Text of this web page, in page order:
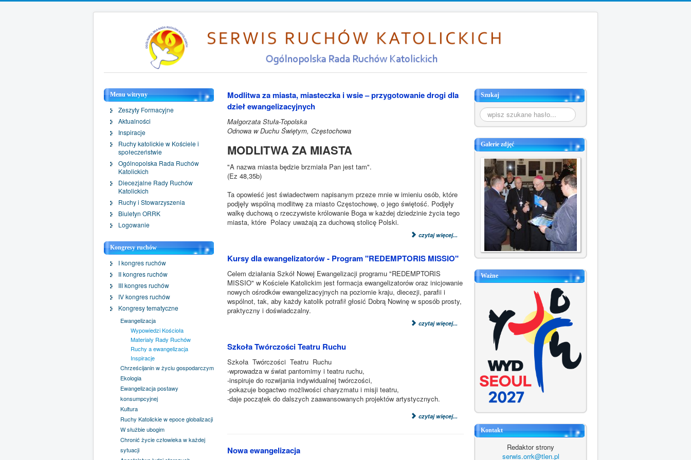
Menu witryny
Zeszyty Formacyjne
Aktualności
Inspiracje
Ruchy katolickie w Kościele i
społeczeństwie
Ogólnopolska Rada Ruchów
Katolickich
Diecezjalne Rady Ruchów
Katolickich
Ruchy i Stowarzyszenia
Biuletyn ORRK
Logowanie
Kongresy ruchów
I kongres ruchów
II kongres ruchów
III kongres ruchów
IV kongres ruchów
Kongresy tematyczne
Ewangelizacja
Wypowiedzi Kościoła
Materiały Rady Ruchów
Ruchy a ewangelizacja
Inspiracje
Chrześcijanin w życiu gospodarczym
Ekologia
Ewangelizacja postawy
konsumpcyjnej
Kultura
Ruchy Katolickie w epoce globalizacji
W służbie ubogim
Chronić życie człowieka w każdej
sytuacji
Modlitwa za miasta, miasteczka i wsie – przygotowanie drogi dla
dzieł ewangelizacyjnych
Małgorzata Stuła-Topolska
Odnowa w Duchu Świętym, Częstochowa
MODLITWA ZA MIASTA
"A nazwa miasta będzie brzmiała Pan jest tam".
(Ez 48,35b)
Ta opowieść jest świadectwem napisanym przeze mnie w imieniu osób, które
podjęły wspólną modlitwę za miasto Częstochowę, o jego świętość. Podjęły
walkę duchową o rzeczywiste królowanie Boga w każdej dziedzinie życia tego
miasta, które Polacy uważają za duchową stolicę Polski.
czytaj więcej...
Kursy dla ewangelizatorów - Program "REDEMPTORIS MISSIO"
Celem działania Szkół Nowej Ewangelizacji programu "REDEMPTORIS
MISSIO" w Kościele Katolickim jest formacja ewangelizatorów oraz inicjowanie
nowych ośrodków ewangelizacyjnych na poziomie kraju, diecezji, parafii i
wspólnot, tak, aby każdy katolik potrafił głosić Dobrą Nowinę w sposób prosty,
praktyczny i doświadczalny.
czytaj więcej...
Szkoła Twórczości Teatru Ruchu
Szkoła Twórczości Teatru Ruchu
-wprowadza w świat pantomimy i teatru ruchu,
-inspiruje do rozwijania indywidualnej twórczości,
-pokazuje bogactwo możliwości charyzmatu i misji teatru,
-daje początek do dalszych zaawansowanych projektów artystycznych.
czytaj więcej...
Nowa ewangelizacja
Szukaj
Szukaj...
Galerie zdjęć
Ważne
Kontakt
Redaktor strony
serwis.orrk@tlen.pl